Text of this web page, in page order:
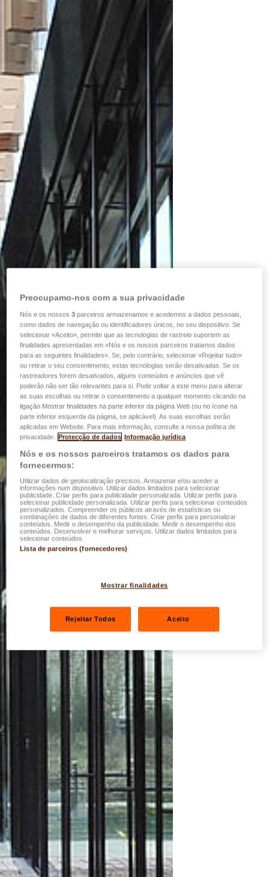
Preocupamo-nos com a sua privacidade
Nós e os nossos3 parceiros armazenamos e acedemos a dados pessoais,
como dados de navegação ou identificadores únicos, no seu dispositivo. Se
selecionar «Aceito», permite que as tecnologias de rastreio suportem as
finalidades apresentadas em «Nós e os nossos parceiros tratamos dados
para as seguintes finalidades». Se, pelo contrário, selecionar «Rejeitar tudo»
ou retirar o seu consentimento, estas tecnologias serão desativadas. Se os
rastreadores forem desativados, alguns conteúdos e anúncios que vê
poderão não ser tão relevantes para si. Pode voltar a este menu para alterar
as suas escolhas ou retirar o consentimento a qualquer momento clicando na
ligação Mostrar finalidades na parte inferior da página Web (ou no ícone na
parte inferior esquerda da página, se aplicável). As suas escolhas serão
aplicadas em Website. Para mais informação, consulte a nossa política de
privacidade.
Protecção de dados Informação jurídica
Nós e os nossos parceiros tratamos os dados para
fornecermos:
Utilizar dados de geolocalização precisos. Armazenar e/ou aceder a
informações num dispositivo. Utilizar dados limitados para selecionar
publicidade. Criar perfis para publicidade personalizada. Utilizar perfis para
selecionar publicidade personalizada. Utilizar perfis para selecionar conteúdos
personalizados. Compreender os públicos através de estatísticas ou
combinações de dados de diferentes fontes. Criar perfis para personalizar
conteúdos. Medir o desempenho da publicidade. Medir o desempenho dos
conteúdos. Desenvolver e melhorar serviços. Utilizar dados limitados para
selecionar conteúdos.
Lista de parceiros (fornecedores)
Mostrar finalidades
Rejeitar Todos Aceito